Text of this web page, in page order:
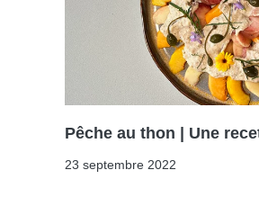
Pêche au thon | Une
23 septembre 2022